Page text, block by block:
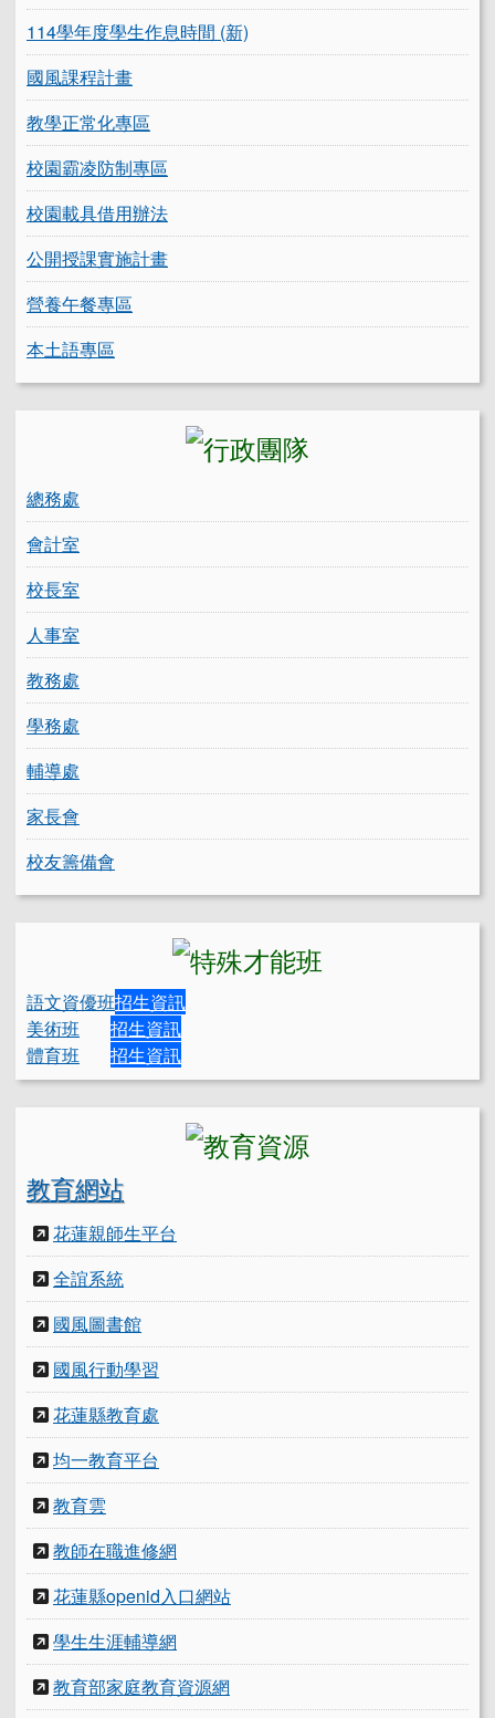
114學年度學生作息時間 (新)
國風課程計畫
教學正常化專區
校園霸凌防制專區
校園載具借用辦法
公開授課實施計畫
營養午餐專區
本土語專區
總務處
會計室
校長室
人事室
教務處
學務處
輔導處
家長會
校友籌備會
語文資優班招生資訊
美術班
招生資訊
體育班
招生資訊
教育網站
花蓮親師生平台
全誼系統
國風圖書館
國風行動學習
花蓮縣教育處
均一教育平台
教育雲
教師在職進修網
花蓮縣openid入口網站
學生生涯輔導網
教育部家庭教育資源網